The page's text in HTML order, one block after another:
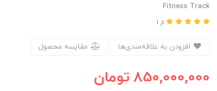
Fitness Track
از 1
مقایسه محصول
850,000,000 تومان